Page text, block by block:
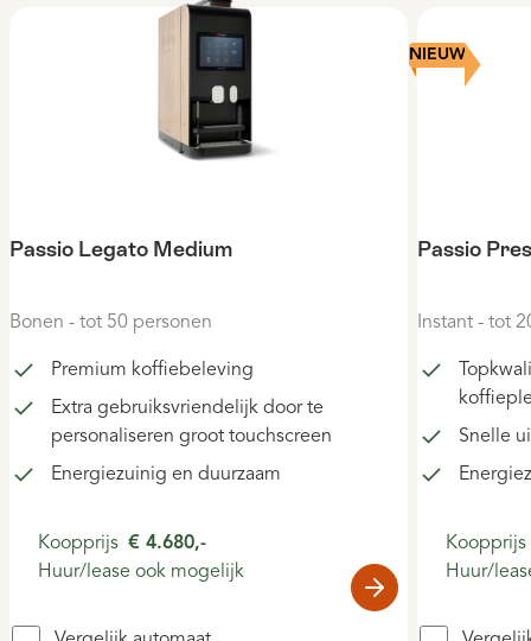
Productgalerij overslaan
Passio Legato Medium
Bonen - tot 50 personen
Premium koffiebeleving
Extra gebruiksvriendelijk door te
personaliseren groot touchscreen
Energiezuinig en duurzaam
Koopprijs € 4.680,-
Huur/lease ook mogelijk
NIEUW
Passio
Instant - tot
Snelle
Koopprijs
Huur/